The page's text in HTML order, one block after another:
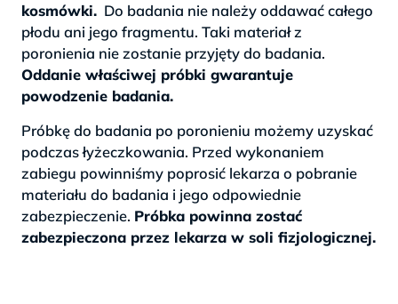
kosmówki. Do badania nie należy oddawać całego
płodu ani jego fragmentu. Taki materiał z
poronienia nie zostanie przyjęty do badania.
Oddanie właściwej próbki gwarantuje
powodzenie badania.
Próbkę do badania po poronieniu możemy uzyskać
podczas łyżeczkowania. Przed wykonaniem
zabiegu powinniśmy poprosić lekarza o pobranie
materiału do badania i jego odpowiednie
zabezpieczenie. Próbka powinna zostać
zabezpieczona przez lekarza w soli fizjologicznej.